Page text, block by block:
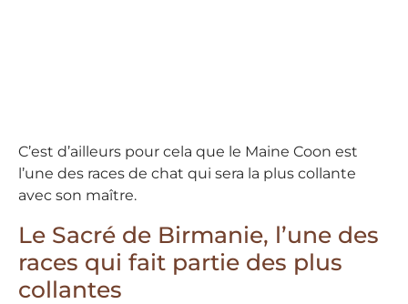
C’est d’ailleurs pour cela que le Maine Coon est
l’une des races de chat qui sera la plus collante
avec son maître.
Le Sacré de Birmanie, l’une des
races qui fait partie des plus
collantes